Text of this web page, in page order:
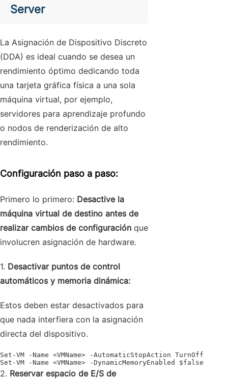
Server
La Asignación de Dispositivo Discreto
(DDA) es ideal cuando se desea un
rendimiento óptimo dedicando toda
una tarjeta gráfica física a una sola
máquina virtual, por ejemplo,
servidores para aprendizaje profundo
o nodos de renderización de alto
rendimiento.
Configuración paso a paso:
Primero lo primero: Desactive la
máquina virtual de destino antes de
realizar cambios de configuración que
involucren asignación de hardware.
1. Desactivar puntos de control
automáticos y memoria dinámica:
Estos deben estar desactivados para
que nada interfiera con la asignación
directa del dispositivo.
Set-VM -Name <VMName> -AutomaticStopAction TurnOff
Set-VM -Name <VMName> -DynamicMemoryEnabled $false
2. Reservar espacio de E/S de